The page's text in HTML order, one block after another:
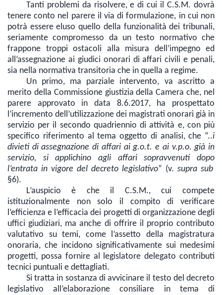
Tanti problemi da risolvere, e di cui il C.S.M. dovrà
tenere conto nel parere il via di formulazione, in cui non
potrà essere eluso quello della funzionalità dei tribunali,
seriamente compromesso da un testo normativo che
frappone troppi ostacoli alla misura dell’impegno ed
all’assegnazione ai giudici onorari di affari civili e penali,
sia nella normativa transitoria che in quella a regime.
Un primo, ma parziale intervento, va ascritto a
merito della Commissione giustizia della Camera che, nel
parere approvato in data 8.6.2017, ha prospettato
l’incremento dell’utilizzazione dei magistrati onorari già in
servizio per il secondo quadriennio di attività e, con più
specifico riferimento al tema oggetto di analisi, che “..i
divieti di assegnazione di affari ai g.o.t. e ai v.p.o. già in
servizio, si applichino agli affari sopravvenuti dopo
l’entrata in vigore del decreto legislativo” (v. supra sub
§6).
L’auspicio è che il C.S.M., cui compete
istituzionalmente non solo il compito di verificare
l’efficienza e l’efficacia dei progetti di organizzazione degli
uffici giudiziari, ma anche di offrire il proprio contributo
valutativo su temi, come l’assetto della magistratura
onoraria, che incidono significativamente sui medesimi
progetti, possa fornire al legislatore delegato contributi
tecnici puntuali e dettagliati.
Si tratta in sostanza di avvicinare il testo del decreto
legislativo all’elaborazione consiliare in tema di